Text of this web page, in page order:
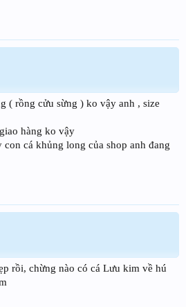
( rồng cửu sừng ) ko vậy anh , size
hàng ko vậy
cá khủng long của shop anh đang
rồi, chừng nào có cá Lưu kim về hú